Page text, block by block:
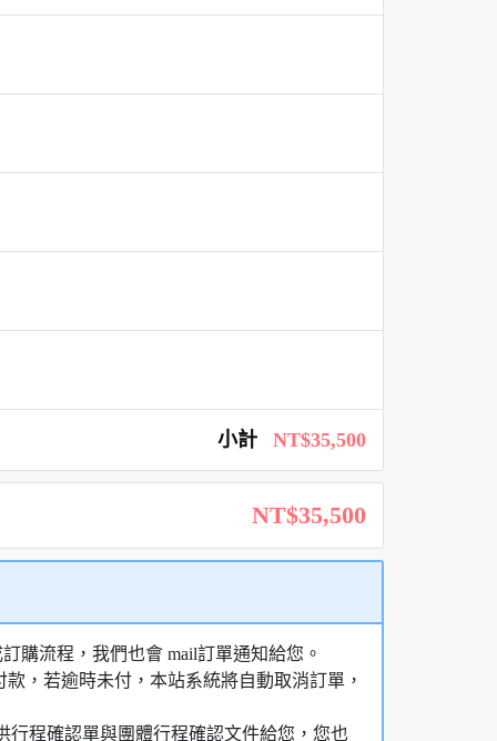
小計 NT$35,500
NT$35,500
購流程，我們也會 mail訂單通知給您。
，若逾時未付，本站系統將自動取消訂單，
行程確認單與團體行程確認文件給您，您也